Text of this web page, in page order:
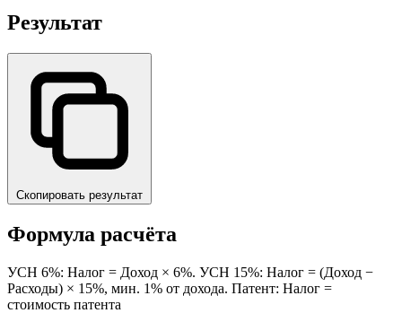
Результат
Скопировать результат
Формула расчёта
УСН 6%: Налог = Доход × 6%. УСН 15%: Налог = (Доход −
Расходы) × 15%, мин. 1% от дохода. Патент: Налог =
стоимость патента